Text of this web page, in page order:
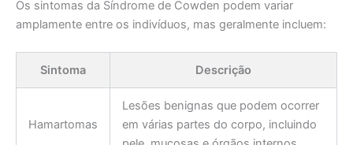
Os sintomas da Síndrome de Cowden podem variar
amplamente entre os indivíduos, mas geralmente incluem:
Sintoma Descrição
Hamartomas
Lesões benignas que podem ocorrer
em várias partes do corpo, incluindo